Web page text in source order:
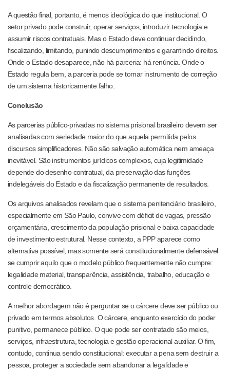
A questão final, portanto, é menos ideológica do que institucional. O
setor privado pode construir, operar serviços, introduzir tecnologia e
assumir riscos contratuais. Mas o Estado deve continuar decidindo,
fiscalizando, limitando, punindo descumprimentos e garantindo direitos.
Onde o Estado desaparece, não há parceria: há renúncia. Onde o
Estado regula bem, a parceria pode se tornar instrumento de correção
de um sistema historicamente falho.
Conclusão
As parcerias público-privadas no sistema prisional brasileiro devem ser
analisadas com seriedade maior do que aquela permitida pelos
discursos simplificadores. Não são salvação automática nem ameaça
inevitável. São instrumentos jurídicos complexos, cuja legitimidade
depende do desenho contratual, da preservação das funções
indelegáveis do Estado e da fiscalização permanente de resultados.
Os arquivos analisados revelam que o sistema penitenciário brasileiro,
especialmente em São Paulo, convive com déficit de vagas, pressão
orçamentária, crescimento da população prisional e baixa capacidade
de investimento estrutural. Nesse contexto, a PPP aparece como
alternativa possível, mas somente será constitucionalmente defensável
se cumprir aquilo que o modelo público frequentemente não cumpre:
legalidade material, transparência, assistência, trabalho, educação e
controle democrático.
A melhor abordagem não é perguntar se o cárcere deve ser público ou
privado em termos absolutos. O cárcere, enquanto exercício do poder
punitivo, permanece público. O que pode ser contratado são meios,
serviços, infraestrutura, tecnologia e gestão operacional auxiliar. O fim,
contudo, continua sendo constitucional: executar a pena sem destruir a
pessoa, proteger a sociedade sem abandonar a legalidade e